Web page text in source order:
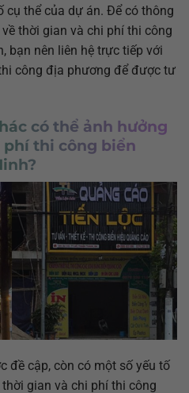
cụ thể của dự án. Để có thông
thời gian và chi phí thi công
bạn nên liên hệ trực tiếp với
công địa phương để được tư
có thể ảnh hưởng
thi công biển
đề cập, còn có một số yếu tố
gian và chi phí thi công